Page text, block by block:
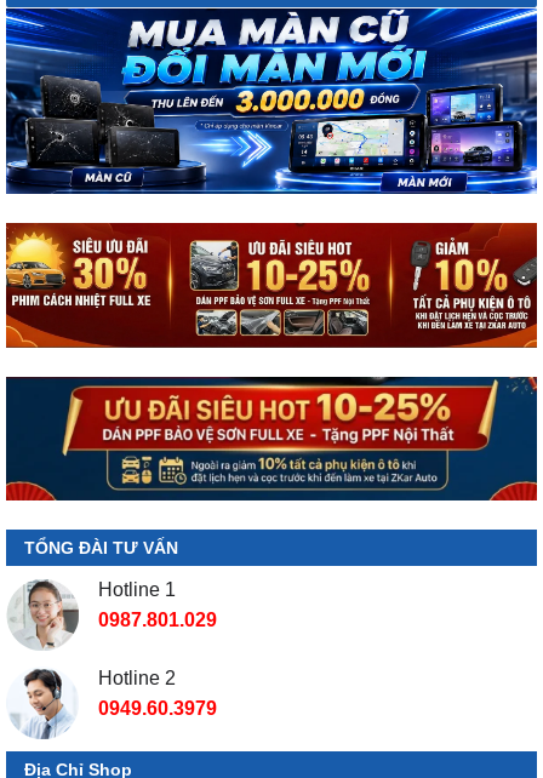
TỔNG ĐÀI TƯ VẤN
Hotline 1
0987.801.029
Hotline 2
0949.60.3979
Địa Chỉ Shop